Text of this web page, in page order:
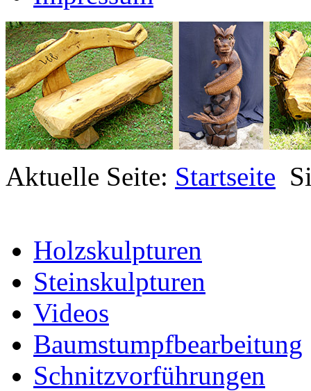
Aktuelle Seite: Startseite
Holzskulpturen
Steinskulpturen
Videos
Baumstumpfbearbeitung
Schnitzvorführungen